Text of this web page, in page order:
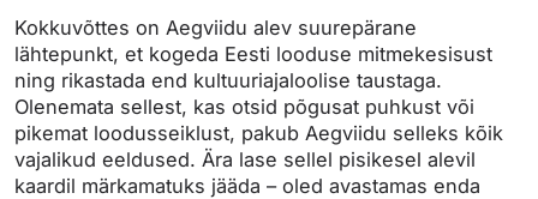
Kokkuvõttes on Aegviidu alev suurepärane
lähtepunkt, et kogeda Eesti looduse mitmekesisust
ning rikastada end kultuuriajaloolise taustaga.
Olenemata sellest, kas otsid põgusat puhkust või
pikemat loodusseiklust, pakub Aegviidu selleks kõik
vajalikud eeldused. Ära lase sellel pisikesel alevil
kaardil märkamatuks jääda – oled avastamas enda